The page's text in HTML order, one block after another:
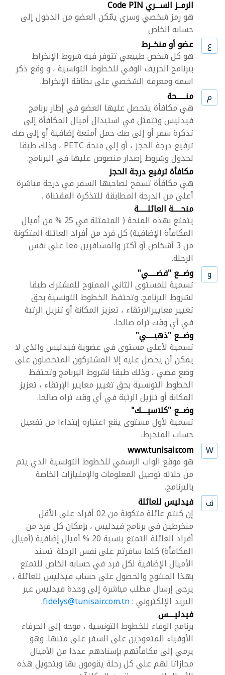
الرمــز الســـري Code PIN
هو رمز شخصي وسري يمّكن العضو من الدخول إلى
حسابه الخاص
ع
عضو أو منخــرط
هو كل شخص طبيعي تتوفر فيه شروط الإنخراط
ببرنامج الحريف الوفي للخطوط التونسية ، و وقع ذكر
اسمه ومعرفه الشخصي على بطاقة الإنخراط.
م
منــــــحة
هي مكافأة يتحصل عليها العضو في إطار برنامج
فيدليس وتتمثل في استبدال أميال المكافأة إلى
تذكرة سفر أو إلى صك حمل أمتعة إضافية أو إلى صك
ترفيع درجة الحجز ، أو إلى منحة PETC ، وذلك طبقا
لجدول وشروط إصدار منصوص عليها في البرنامج.
مكافأة ترفيع درجة الحجز
هي مكافأة تسمح لصاحبها السفر في درجة مباشرة
أعلى من الدرجة المطابقة للتذكرة المقتناة .
منحـــــة العائلــــــة
يتمتع بهذه المنحة ( المتمثلة في 25 % من أميال
المكافأة الإضافية) كل فرد من أفراد العائلة المتكونة
من 3 أشخاص أو أكثر والمسافرين معا على نفس
الرحلة.
و
وضـــع "فضـــــي"
تسمية للمستوى الثاني الممنوح للمشترك طبقا
لشروط البرنامج. وتحتفظ الخطوط التونسية بحق
تغيير معاييرالارتقاء ، تعزيز المكانة أو تنزيل الرتبة
في أي وقت تراه صالحا.
وضـــع "ذهبـــــي"
تسمية لأعلى مستوى في عضوية فيدليس والذي لا
يمكن أن يحصل عليه إلا المشتركون المتحصلون على
وضع فضي ، وذلك طبقا لشروط البرنامج وتحتفظ
الخطوط التونسية بحق تغيير معايير الإرتقاء ، تعزيز
المكانة أو تنزيل الرتبة في أي وقت تراه صالحا.
وضـــع "كلاسيــــك"
تسمية لأول مستوى يقع اعتباره إبتداءا من تفعيل
حساب المنخرط.
W
www.tunisair.com
هو موقع الواب الرسمي للخطوط التونسية الذي يتم
من خلاله توصيل المعلومات والإمتيازات الخاصة
بالبرنامج.
ف
فيدليس للعائلة
إن كنتم عائلة متكونة من 02 أفراد على الأقل
منخرطين في برنامج فيدليس ، بإمكان كل فرد من
أفراد العائلة التمتع بنسبة 20 % أميال إضافية (أميال
المكافأة) كلما سافرتم على نفس الرحلة. تسند
الأميال الإضافية لكل فرد في حسابه الخاص للتمتع
بهذا المنتوج والحصول على حساب فيدليس للعائلة ،
يرجى إرسال مطلب مباشرة إلى وحدة فيدليس عبر
البريد الإلكتروني :fidelys@tunisair.com.tn
.
فيدليــــس
برنامج الوفاء للخطوط التونسية ، موجه إلى الحرفاء
الأوفياء المتعودين على السفر على متنها. وهو
يرمي إلى مكافأتهم بإسنادهم عددا من الأميال
مجازاتا لهم على كل رحلة يقومون بها وبتحويل هذه